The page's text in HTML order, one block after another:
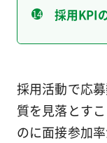
採用KPI
採用活動で応
質を見落とす
のに面接参加